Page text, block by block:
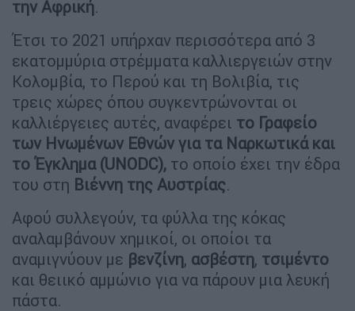
την Αφρική.
Έτσι το 2021 υπήρχαν περισσότερα από 3
εκατομμύρια στρέμματα καλλιεργειών στην
Κολομβία, το Περού και τη Βολιβία, τις
τρεις χώρες όπου συγκεντρώνονται οι
καλλιέργειες αυτές, αναφέρει το Γραφείο
των Ηνωμένων Εθνών για τα Ναρκωτικά και
το Έγκλημα (UNODC), το οποίο έχει την έδρα
του στη Βιέννη της Αυστρίας.
Αφού συλλεγούν, τα φύλλα της κόκας
αναλαμβάνουν χημικοί, οι οποίοι τα
αναμιγνύουν με βενζίνη, ασβέστη, τσιμέντο
και θειικό αμμώνιο για να πάρουν μια λευκή
πάστα.